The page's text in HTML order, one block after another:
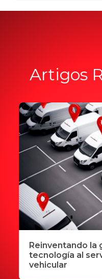
Artigos
Reinventando la
tecnología al
vehicular